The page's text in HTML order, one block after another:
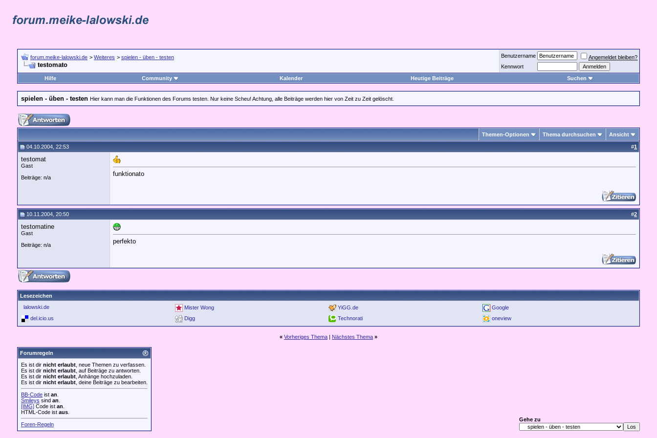
forum.meike-lalowski.de > Weiteres > spielen - üben - testen
testomato
Benutzername
Angemeldet bleiben?
Kennwort
Hilfe
Community Kalender Heutige Beiträge Suchen
spielen - üben - testen Hier kann man die Funktionen des Forums testen. Nur keine Scheu! Achtung, alle Beiträge werden hier von Zeit zu Zeit gelöscht.
Themen-Optionen Thema durchsuchen Ansicht
04.10.2004, 22:53 #1
testomat
Gast
Beiträge: n/a
funktionato
10.11.2004, 20:50 #2
testomatine
Gast
Beiträge: n/a
perfekto
Lesezeichen
lalowski.de
Mister Wong YiGG.de
Google
del.icio.us
Digg Technorati oneview
« Vorheriges Thema | Nächstes Thema »
Forumregeln
Es ist dir nicht erlaubt , neue Themen zu verfassen.
Es ist dir nicht erlaubt , auf Beiträge zu antworten.
Es ist dir nicht erlaubt , Anhänge hochzuladen.
Es ist dir nicht erlaubt , deine Beiträge zu bearbeiten.
BB-Code ist an
Smileys sind an
[IMG] Code ist an
HTML-Code ist aus
Foren-Regeln
Gehe zu